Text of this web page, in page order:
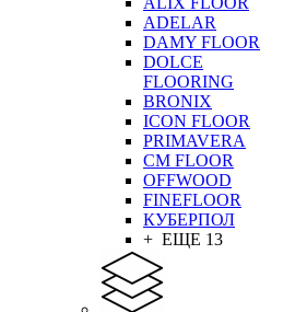
ADELAR
DAMY FLOOR
DOLCE
FLOORING
BRONIX
ICON FLOOR
PRIMAVERA
CM FLOOR
OFFWOOD
FINEFLOOR
КУБЕРПОЛ
+ ЕЩЕ 13